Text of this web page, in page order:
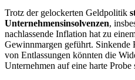
Trotz der gelockerten Geldpolitik
Unternehmensinsolvenzen,
nachlassende Inflation hat zu
Gewinnmargen geführt. Sinkende
von Entlassungen könnten die
Unternehmen auf eine harte Probe